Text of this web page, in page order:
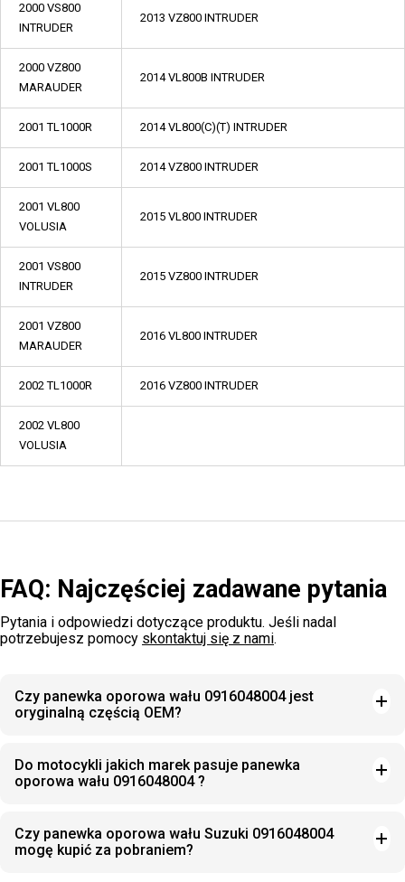
2000 VS800
INTRUDER
2013 VZ800 INTRUDER
2000 VZ800
MARAUDER
2014 VL800B INTRUDER
2001 TL1000R 2014 VL800(C)(T) INTRUDER
2001 TL1000S 2014 VZ800 INTRUDER
2001 VL800
VOLUSIA
2015 VL800 INTRUDER
2001 VS800
INTRUDER
2015 VZ800 INTRUDER
2001 VZ800
MARAUDER
2016 VL800 INTRUDER
2002 TL1000R 2016 VZ800 INTRUDER
2002 VL800
VOLUSIA
FAQ: Najczęściej zadawane pytania
Pytania i odpowiedzi dotyczące produktu. Jeśli nadal
potrzebujesz pomocy skontaktuj się z nami.
Czy panewka oporowa wału 0916048004 jest
oryginalną częścią OEM?
Do motocykli jakich marek pasuje panewka
oporowa wału 0916048004 ?
Czy panewka oporowa wału Suzuki 0916048004
mogę kupić za pobraniem?